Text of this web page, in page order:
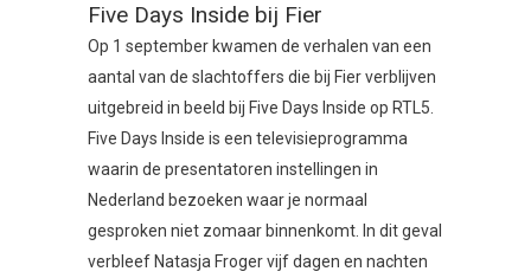
Five Days Inside bij Fier
Op 1 september kwamen de verhalen van een
aantal van de slachtoffers die bij Fier verblijven
uitgebreid in beeld bij Five Days Inside op RTL5.
Five Days Inside is een televisieprogramma
waarin de presentatoren instellingen in
Nederland bezoeken waar je normaal
gesproken niet zomaar binnenkomt. In dit geval
verbleef Natasja Froger vijf dagen en nachten